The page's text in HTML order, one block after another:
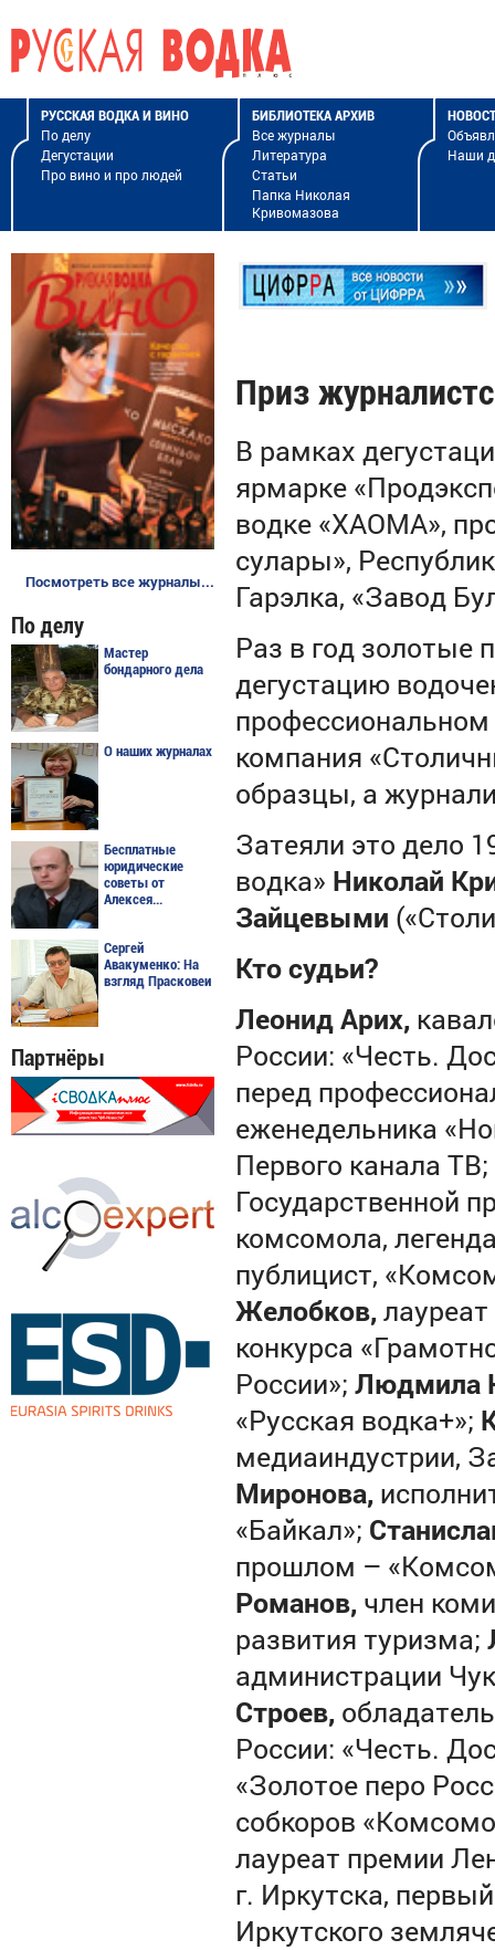
РУССКАЯ ВОДКА И ВИНО
По делу
Дегустации
Про вино и про людей
БИБЛИОТЕКА АРХИВ
Все журналы
Литература
Статьи
Папка Николая
Кривомазова
Наши
Посмотреть все журналы...
По делу
Мастер
бондарного дела
О наших журналах
Бесплатные
юридические
советы от
Алексея...
Сергей
Авакуменко: На
взгляд Прасковеи
Партнёры
Приз
В рамках
ярмарке
водке «ХАОМА»,
сулары»,
Гарэлка, «Завод
Раз в год золотые
дегустацию
профессиональном
компания
образцы, а
Затеяли это дело
водка» Николай
Зайцевыми
Кто судьи?
Леонид Арих,
России: «Честь.
перед
еженедельника
Первого канала ТВ;
Государственной
комсомола,
публицист,
Желобков,
конкурса
России»; Людмила
«Русская водка+»;
медиаиндустрии,
Миронова,
«Байкал»;
прошлом –
Романов, член
развития туризма;
администрации
Строев,
России: «Честь.
«Золотое перо
собкоров
лауреат премии
г. Иркутска,
Иркутского